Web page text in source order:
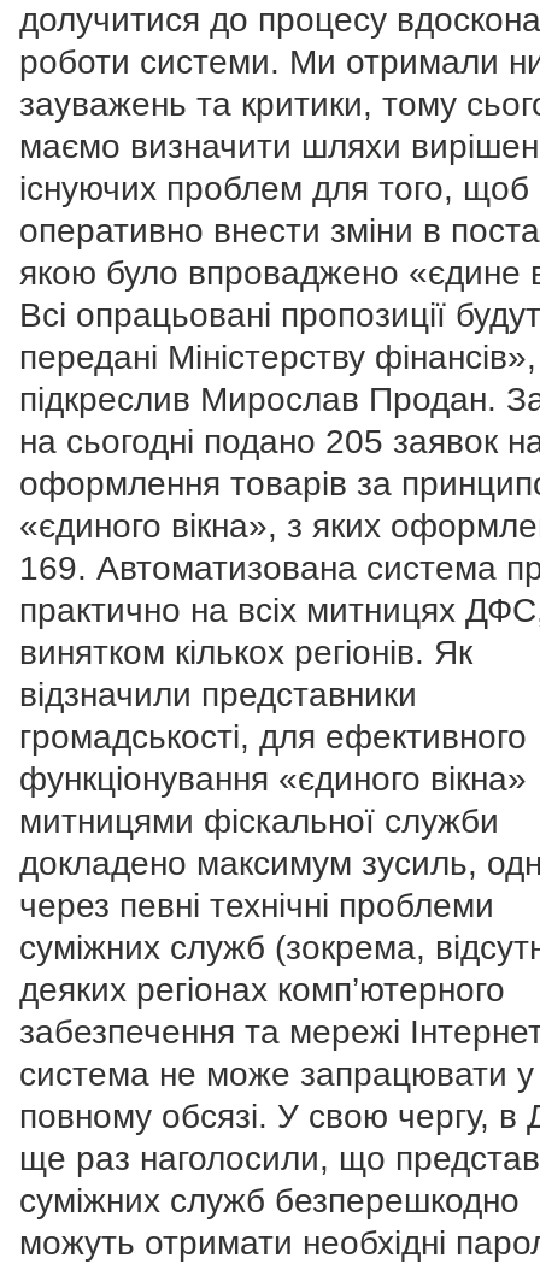
долучитися до процесу
роботи системи. Ми отримали
зауважень та критики, тому
маємо визначити шляхи
існуючих проблем для того, щоб
оперативно внести зміни в
якою було впроваджено «єдине
Всі опрацьовані пропозиції
передані Міністерству
підкреслив Мирослав Продан.
на сьогодні подано 205 заявок
оформлення товарів за
«єдиного вікна», з яких
169. Автоматизована система
практично на всіх митницях
винятком кількох регіонів. Як
відзначили представники
громадськості, для ефективного
функціонування «єдиного вікна»
митницями фіскальної служби
докладено максимум зусиль,
через певні технічні проблеми
суміжних служб (зокрема,
деяких регіонах комп’ютерного
забезпечення та мережі
система не може запрацювати у
повному обсязі. У свою чергу,
ще раз наголосили, що
суміжних служб безперешкодно
можуть отримати необхідні